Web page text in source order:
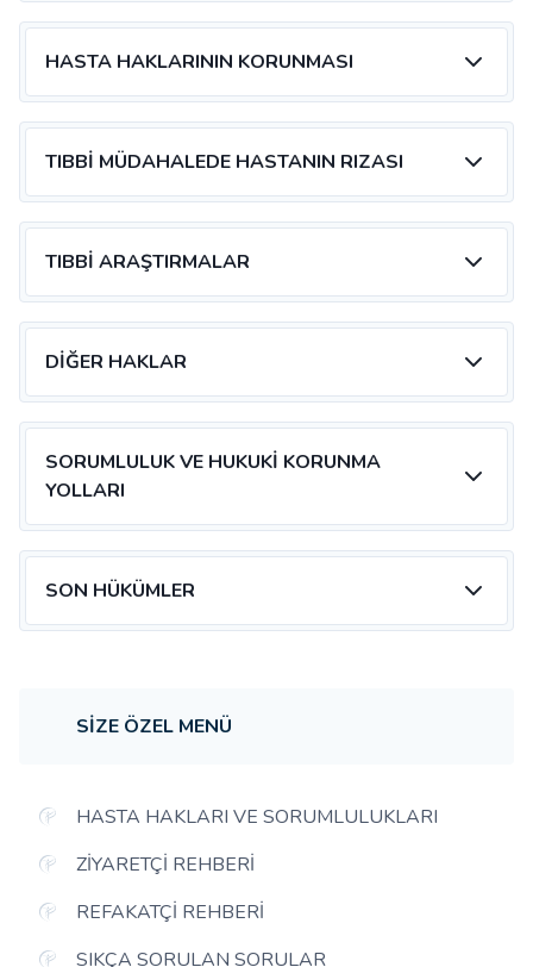
SIZE ÖZEL MENÜ
HASTA HAKLARI VE SORUMLULUKLARI
ZIYARETÇI REHBERI
REFAKATÇI REHBERI
SIKÇA SORULAN SORULAR
HASTA HAKLARININ KORUNMASI
TIBBI MÜDAHALEDE HASTANIN RIZASI
TIBBI ARAŞTIRMALAR
DIĞER HAKLAR
SORUMLULUK VE HUKUKI KORUNMA
YOLLARI
SON HÜKÜMLER